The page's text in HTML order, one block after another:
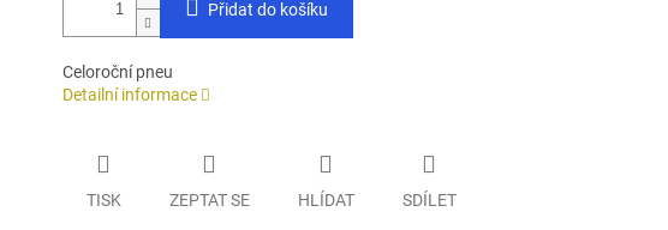
Přidat do košíku
Celoroční pneu
Detailní informace
TISK ZEPTAT SE HLÍDAT SDÍLET